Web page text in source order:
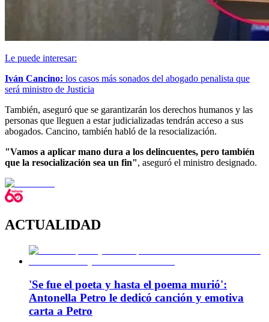
Le puede interesar:
Iván Cancino: los casos más sonados del abogado penalista que
será ministro de Justicia
También, aseguró que se garantizarán los derechos humanos y las
personas que lleguen a estar judicializadas tendrán acceso a sus
abogados. Cancino, también habló de la resocialización.
"Vamos a aplicar mano dura a los delincuentes, pero también
que la resocialización sea un fin", aseguró el ministro designado.
ACTUALIDAD
'Se fue el poeta y hasta el poema murió':
Antonella Petro le dedicó canción y emotiva
carta a Petro